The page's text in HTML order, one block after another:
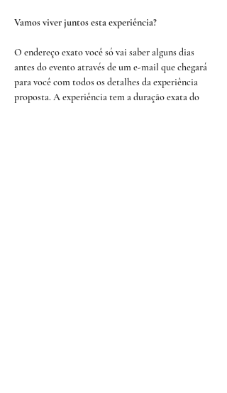
Vamos viver juntos esta experiência?
O endereço exato você só vai saber alguns dias
antes do evento através de um e-mail que chegará
para você com todos os detalhes da experiência
proposta. A experiência tem a duração exata do